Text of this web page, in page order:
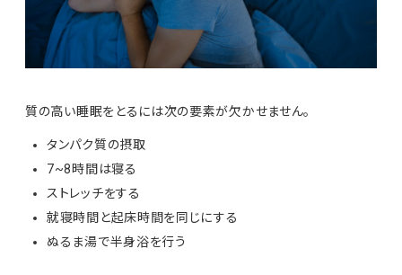
質の高い睡眠をとるには次の要素が欠かせません。
タンパク質の摂取
7~8時間は寝る
ストレッチをする
就寝時間と起床時間を同じにする
ぬるま湯で半身浴を行う